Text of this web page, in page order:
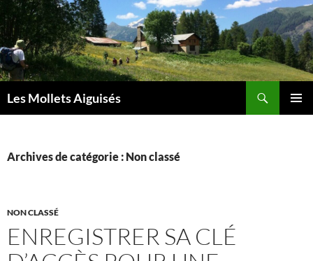
Aller
au
contenu
Les Mollets Aiguisés
Archives de catégorie : Non classé
NON CLASSÉ
ENREGISTRER SA CLÉ